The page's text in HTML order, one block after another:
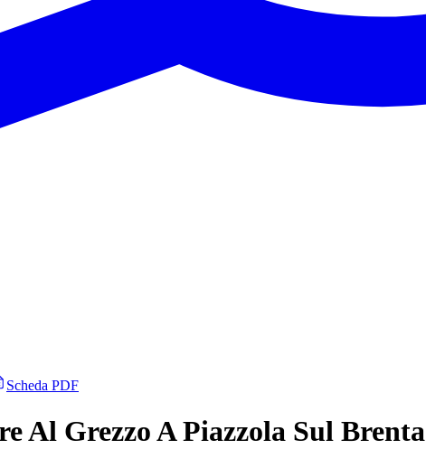
Scheda PDF
Al Grezzo A Piazzola Sul Brenta